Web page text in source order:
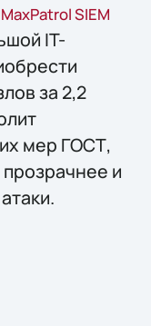
SIEM
IT-
за 2,2
мер ГОСТ,
и